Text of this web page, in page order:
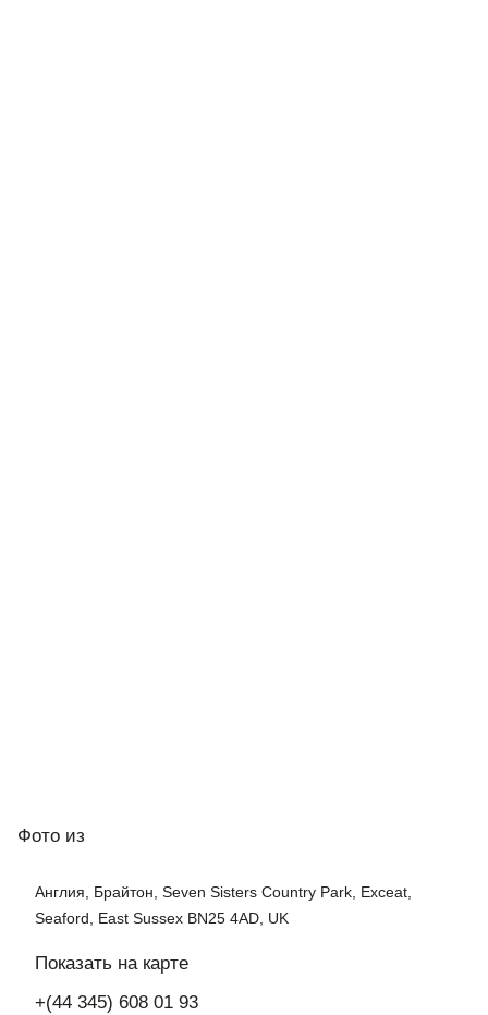
Фото из
Англия, Брайтон, Seven Sisters Country Park, Exceat,
Seaford, East Sussex BN25 4AD, UK
Показать на карте
+(44 345) 608 01 93